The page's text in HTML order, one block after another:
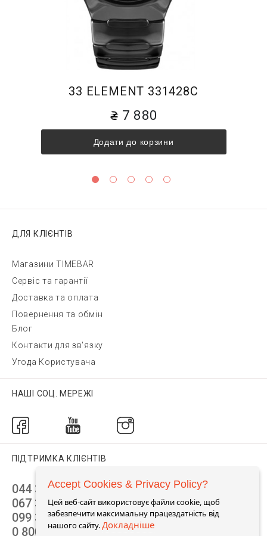
33 ELEMENT 331428C
7 880
Додати до корзини
ДЛЯ КЛІЄНТІВ
Магазини TIMEBAR
Сервіс та гарантії
Доставка та оплата
Повернення та обмін
Блог
Контакти для зв'язку
Угода Користувача
НАШІ СОЦ. МЕРЕЖІ
ПІДТРИМКА КЛІЄНТІВ
044 392 44 45
067 344 14 44 (viber)
099 399 23 80
0 800 305 805
Accept Cookies & Privacy Policy?
Цей веб-сайт використовує файли cookie, щоб
забезпечити максимальну працездатність від
нашого сайту.Докладніше